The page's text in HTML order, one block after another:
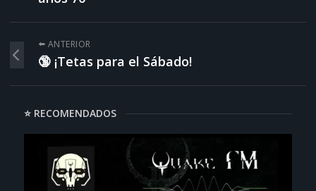
⬅️ ANTERIOR
🔞 ¡Tetas para el Sábado!
⭐ RECOMENDADOS